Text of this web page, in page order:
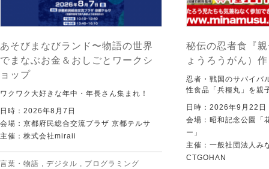
あそびまなびランド〜物語の世界
でまなぶお金＆おしごとワークシ
ョップ
ワクワク大好きな年中・年長さん集まれ！
日時：2026年8月7日
会場：京都府民総合交流プラザ 京都テルサ
主催：株式会社miraii
言葉・物語 , デジタル , プログラミング
秘伝の忍者食『
ょうろうがん）
忍者・戦国のサバイバ
性食品「兵糧丸」を親
日時：2026年9月22日
会場：昭和記念公園「
ー」
主催：一般社団法人み
CTGOHAN